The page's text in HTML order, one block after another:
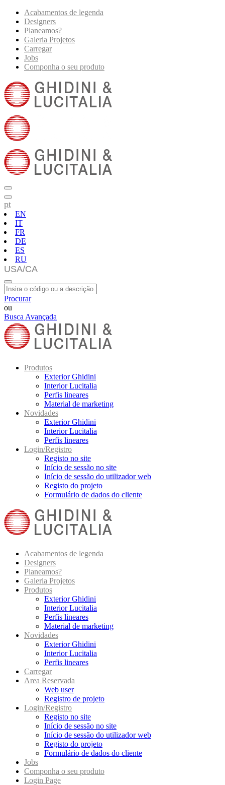
Acabamentos de legenda
Designers
Planeamos?
Galeria Projetos
Carregar
Jobs
Componha o seu produto
pt
EN
IT
FR
DE
ES
RU
Procurar
ou
Busca Avançada
Produtos
Exterior Ghidini
Interior Lucitalia
Perfis lineares
Material de marketing
Novidades
Exterior Ghidini
Interior Lucitalia
Perfis lineares
Login/Registro
Registo no site
Início de sessão no site
Início de sessão do utilizador web
Registo do projeto
Formulário de dados do cliente
Acabamentos de legenda
Designers
Planeamos?
Galeria Projetos
Produtos
Exterior Ghidini
Interior Lucitalia
Perfis lineares
Material de marketing
Novidades
Exterior Ghidini
Interior Lucitalia
Perfis lineares
Carregar
Area Reservada
Web user
Registro de projeto
Login/Registro
Registo no site
Início de sessão no site
Início de sessão do utilizador web
Registo do projeto
Formulário de dados do cliente
Jobs
Componha o seu produto
Login Page